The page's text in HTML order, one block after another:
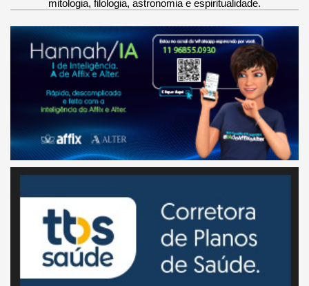
mitologia, filologia, astronomia e espiritualidade.